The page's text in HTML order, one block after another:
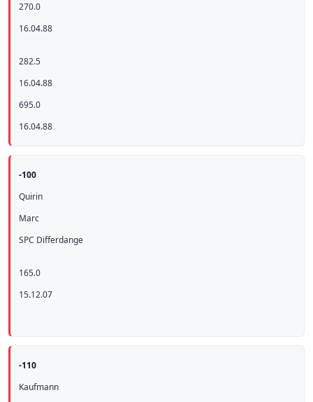
270.0
16.04.88
282.5
16.04.88
695.0
16.04.88
-100
Quirin
Marc
SPC Differdange
165.0
15.12.07
-110
Kaufmann